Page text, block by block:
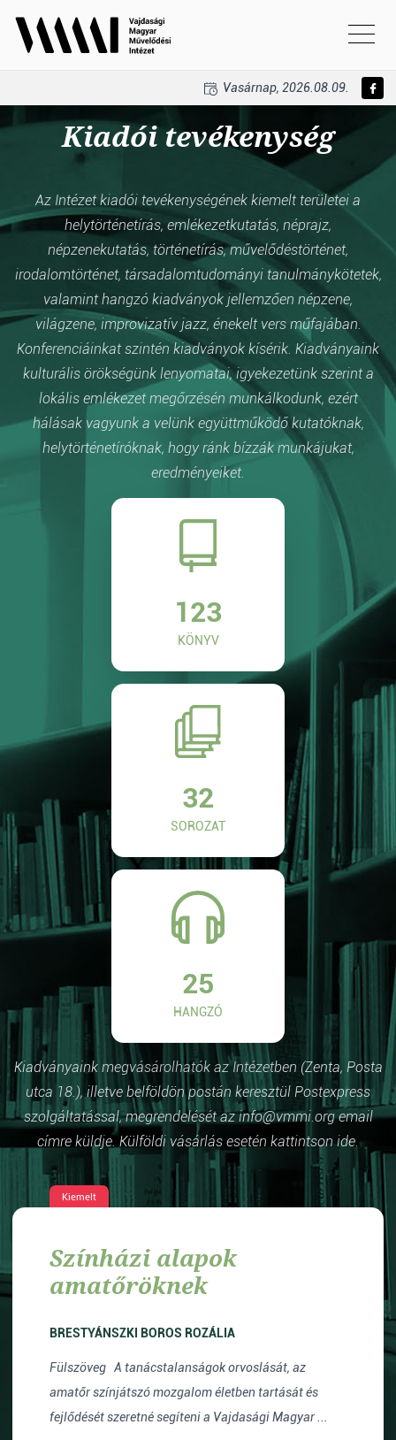
Vasárnap, 2026.08.09.
Kiadói tevékenység
Az Intézet kiadói tevékenységének kiemelt területei a
helytörténetírás, emlékezetkutatás, néprajz,
népzenekutatás, történetírás, művelődéstörténet,
irodalomtörténet, társadalomtudományi tanulmánykötetek,
valamint hangzó kiadványok jellemzően népzene,
világzene, improvizatív jazz, énekelt vers műfajában.
Konferenciáinkat szintén kiadványok kísérik. Kiadványaink
kulturális örökségünk lenyomatai, igyekezetünk szerint a
lokális emlékezet megőrzésén munkálkodunk, ezért
hálásak vagyunk a velünk együttműködő kutatóknak,
helytörténetíróknak, hogy ránk bízzák munkájukat,
eredményeiket.
123
KÖNYV
32
SOROZAT
25
HANGZÓ
Kiadványaink megvásárolhatók az Intézetben (Zenta, Posta
utca 18.), illetve belföldön postán keresztül Postexpress
szolgáltatással, megrendelését az info@vmmi.org email
címre küldje. Külföldi vásárlás esetén kattintson ide.
Kiemelt
Színházi alapok
amatőröknek
BRESTYÁNSZKI BOROS ROZÁLIA
Fülszöveg A tanácstalanságok orvoslását, az
amatőr színjátszó mozgalom életben tartását és
fejlődését szeretné segíteni a Vajdasági Magyar ...